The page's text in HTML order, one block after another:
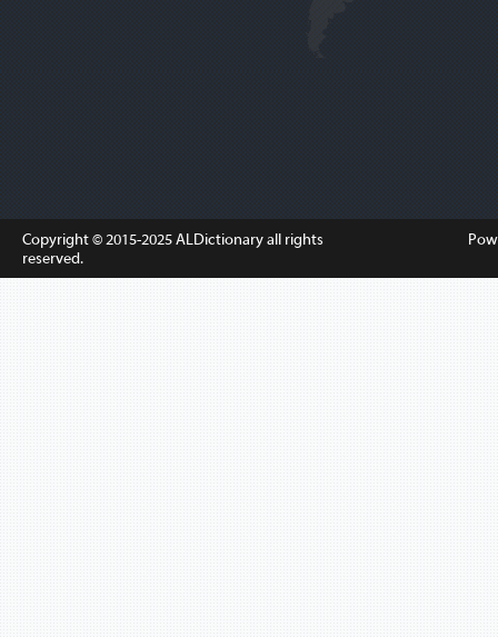
Copyright © 2015-2025ALDictionaryall rights
reserved.